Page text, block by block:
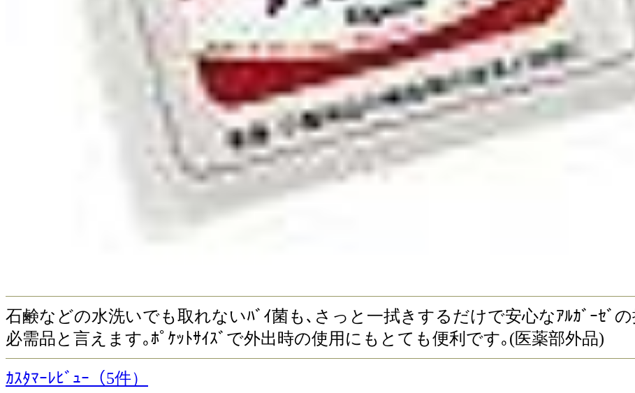
石鹸などの水洗いでも取れないﾊﾞｲ菌も､さっと一拭きするだけで安心なｱﾙｶﾞｰｾﾞ
必需品と言えます｡ﾎﾟｹｯﾄｻｲｽﾞで外出時の使用にもとても便利です｡(医薬部外品)
ｶｽﾀﾏｰﾚﾋﾞｭｰ（5件）